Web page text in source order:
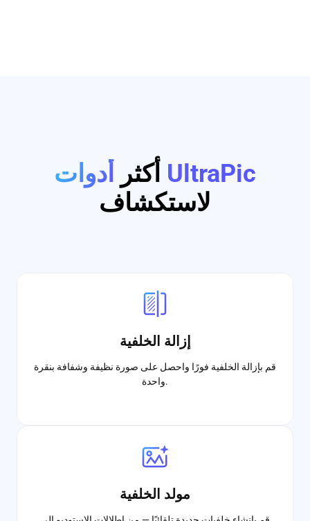
أكثر أدوات UltraPic
لاستكشاف
إزالة الخلفية
قم بإزالة الخلفية فورًا واحصل على صورة نظيفة وشفافة بنقرة
واحدة.
مولد الخلفية